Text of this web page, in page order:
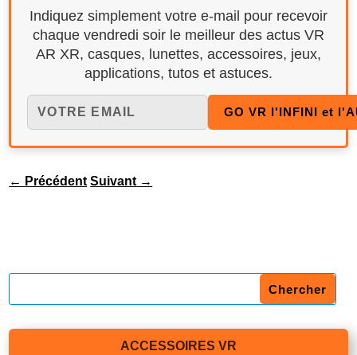
Indiquez simplement votre e-mail pour recevoir
chaque vendredi soir le meilleur des actus VR
AR XR, casques, lunettes, accessoires, jeux,
applications, tutos et astuces.
← Précédent Suivant →
ACCESSOIRES VR